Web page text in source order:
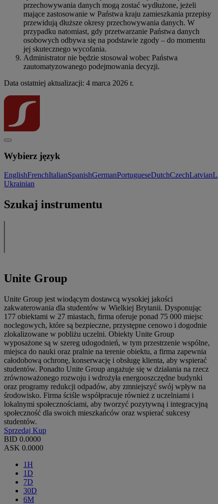
przechowywania danych mogą zostać wydłużone, jeżeli
mające zastosowanie w Państwa kraju zamieszkania przepisy
przewidują dłuższe okresy przechowywania danych. W
przypadku natomiast, gdy przetwarzanie Państwa danych
osobowych odbywa się na podstawie zgody – do momentu
jej skutecznego wycofania.
Administrator nie będzie stosował wobec Państwa
zautomatyzowanego podejmowania decyzji.
Data ostatniej aktualizacji: 4 marca 2026 r.
Wybierz język
EnglishFrenchItalianSpanishGermanPortugueseDutchCzechLatvian
Ukrainian
Szukaj instrumentu
Unite Group
Unite Group jest wiodącym dostawcą wysokiej jakości
zakwaterowania dla studentów w Wielkiej Brytanii. Dysponując
177 obiektami w 27 miastach, firma oferuje ponad 75 000 miejsc
noclegowych, które są bezpieczne, przystępne cenowo i dogodnie
zlokalizowane w pobliżu uczelni. Obiekty Unite Group
wyposażone są w szereg udogodnień, w tym przestrzenie wspólne,
miejsca do nauki oraz pralnie na terenie obiektu, a firma zapewnia
całodobową ochronę, konserwację i obsługę klienta, aby wspierać
studentów. Ponadto Unite Group angażuje się w działania na rzecz
zrównoważonego rozwoju i wdrożyła energooszczędne budynki
oraz programy redukcji odpadów, aby zmniejszyć swój wpływ na
środowisko. Firma ściśle współpracuje również z uczelniami i
lokalnymi społecznościami, aby tworzyć pozytywną i integracyjną
społeczność dla swoich mieszkańców oraz wspierać sukcesy
studentów.
Sprzedaj Kup
BID 0.0000
ASK 0.0000
1H
1D
7D
30D
6M